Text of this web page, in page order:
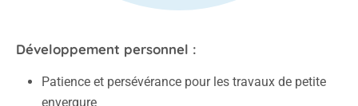
Développement personnel :
Patience et persévérance pour les travaux de petite
envergure